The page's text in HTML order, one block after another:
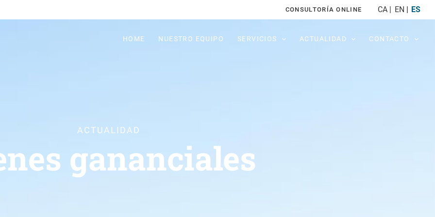
CONSULTORÍA ONLINE CA EN ES
HOME NUESTRO EQUIPO SERVICIOS ACTUALIDAD CONTACTO
ACTUALIDAD
gananciales